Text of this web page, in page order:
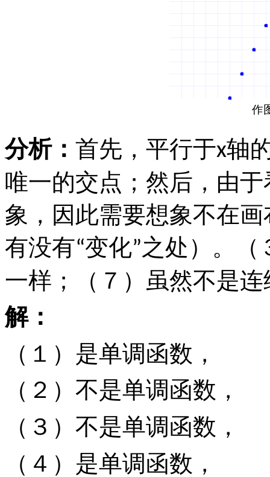
分析： 首先，平行于x轴
唯一的交点；然后，由
象，因此需要想象不在
有没有“变化”之处）。（
一样；（７）虽然不是
解：
（１）是单调函数，
（２）不是单调函数，
（３）不是单调函数，
（４）是单调函数，